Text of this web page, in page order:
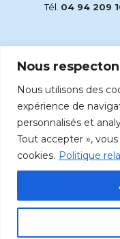
Nous
Nous utilisons des
expérience de
personnalisés et
Tout accepter »,
cookies. Politique
Tél. 04 94 209